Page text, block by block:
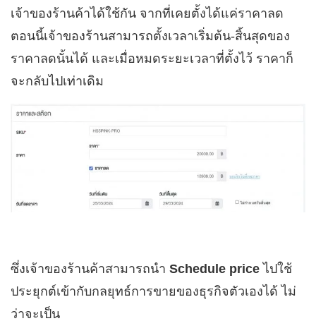
เจ้าของร้านค้าได้ใช้กัน จากที่เคยตั้งได้แค่ราคาลด
ตอนนี้เจ้าของร้านสามารถตั้งเวลาเริ่มต้น-สิ้นสุดของ
ราคาลดนั้นได้ และเมื่อหมดระยะเวลาที่ตั้งไว้ ราคาก็
จะกลับไปเท่าเดิม
ซึ่งเจ้าของร้านค้าสามารถนำ Schedule price ไปใช้
ประยุกต์เข้ากับกลยุทธ์การขายของธุรกิจตัวเองได้ ไม่
ว่าจะเป็น